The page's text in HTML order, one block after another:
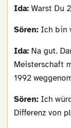
Ida: Warst Du
Sören: Ich bin
Ida: Na gut.
Meisterschaft
1992
Sören: Ich
Differenz von